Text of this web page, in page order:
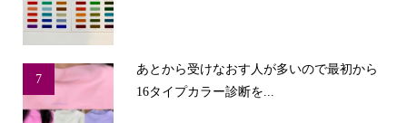
7
あとから受けなおす人が多いので最初から
16タイプカラー診断を...